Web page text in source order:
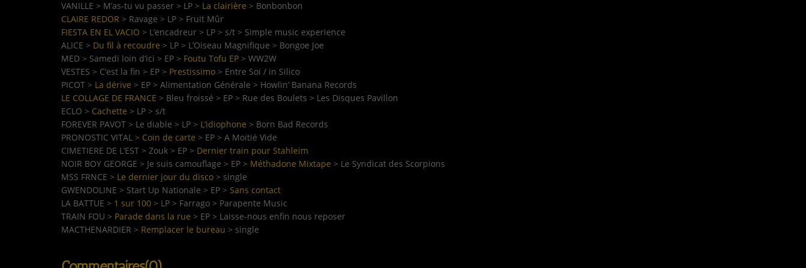
VANILLE > M’as-tu vu passer > LP > La clairière > Bonbonbon
CLAIRE REDOR > Ravage > LP > Fruit Mûr
FIESTA EN EL VACIO > L’encadreur > LP > s/t > Simple music experience
ALICE > Du fil à recoudre > LP > L’Oiseau Magnifique > Bongoe Joe
MED > Samedi loin d’ici > EP > Foutu Tofu EP > WW2W
VESTES > C’est la fin > EP > Prestissimo > Entre Soi / in Silico
PICOT > La dérive > EP > Alimentation Générale > Howlin’ Banana Records
LE COLLAGE DE FRANCE > Bleu froissé > EP > Rue des Boulets > Les Disques Pavillon
ECLO > Cachette > LP > s/t
FOREVER PAVOT > Le diable > LP > L’idiophone > Born Bad Records
PRONOSTIC VITAL > Coin de carte > EP > A Moitié Vide
CIMETIERE DE L’EST > Zouk > EP > Dernier train pour Stahleim
NOIR BOY GEORGE > Je suis camouflage > EP > Méthadone Mixtape > Le Syndicat des Scorpions
MSS FRNCE > Le dernier jour du disco > single
GWENDOLINE > Start Up Nationale > EP > Sans contact
LA BATTUE > 1 sur 100 > LP > Farrago > Parapente Music
TRAIN FOU > Parade dans la rue > EP > Laisse-nous enfin nous reposer
MACTHENARDIER > Remplacer le bureau > single